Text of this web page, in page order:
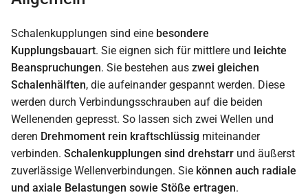
Schalenkupplungen sind eine besondere
Kupplungsbauart. Sie eignen sich für mittlere und leichte
Beanspruchungen. Sie bestehen aus zwei gleichen
Schalenhälften, die aufeinander gespannt werden. Diese
werden durch Verbindungsschrauben auf die beiden
Wellenenden gepresst. So lassen sich zwei Wellen und
deren Drehmoment rein kraftschlüssig miteinander
verbinden. Schalenkupplungen sind drehstarr und äußerst
zuverlässige Wellenverbindungen. Sie können auch radiale
und axiale Belastungen sowie Stöße ertragen.